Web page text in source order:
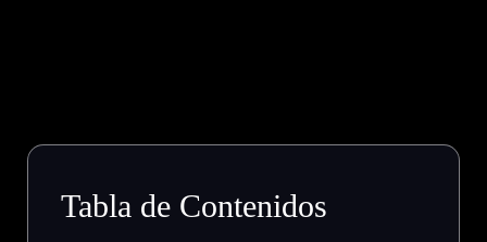
Tabla de Contenidos